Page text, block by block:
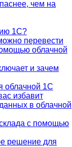
чем на
1С?
перевести
облачной
и зачем
облачной 1С
избавит
в облачной
с помощью
решение для